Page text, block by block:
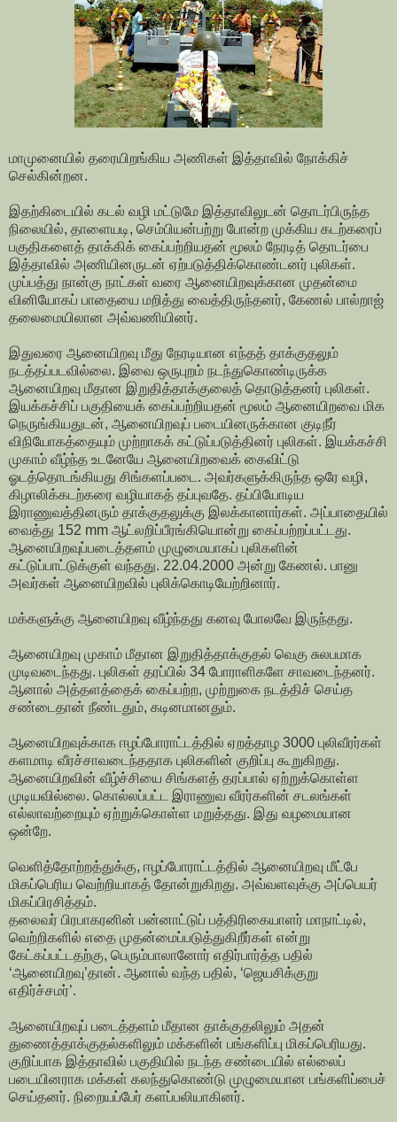
மாமுனையில் தரையிறங்கிய அணிகள் இத்தாவில் நோக்கிச்
செல்கின்றன.
இதற்கிடையில் கடல் வழி மட்டுமே இத்தாவிலுடன் தொடர்பிருந்த
நிலையில், தாளையடி, செம்பியன்பற்று போன்ற முக்கிய கடற்கரைப்
பகுதிகளைத் தாக்கிக் கைப்பற்றியதன் மூலம் நேரடித் தொடர்பை
இத்தாவில் அணியினருடன் ஏற்படுத்திக்கொண்டனர் புலிகள்.
முப்பத்து நான்கு நாட்கள் வரை ஆனையிறவுக்கான முதன்மை
வினியோகப் பாதையை மறித்து வைத்திருந்தனர், கேணல் பால்றாஜ்
தலைமையிலான அவ்வணியினர்.
இதுவரை ஆனையிறவு மீது நேரடியான எந்தத் தாக்குதலும்
நடத்தப்படவில்லை. இவை ஒருபுறம் நடந்துகொண்டிருக்க
ஆனையிறவு மீதான இறுதித்தாக்குலைத் தொடுத்தனர் புலிகள்.
இயக்கச்சிப் பகுதியைக் கைப்பற்றியதன் மூலம் ஆனையிறவை மிக
நெருங்கியதுடன், ஆனையிறவுப் படையினருக்கான குடிநீர்
விநியோகத்தையும் முற்றாகக் கட்டுப்படுத்தினர் புலிகள். இயக்கச்சி
முகாம் வீழ்ந்த உடனேயே ஆனையிறவைக் கைவிட்டு
ஓடத்தொடங்கியது சிங்களப்படை. அவர்களுக்கிருந்த ஒரே வழி,
கிழாலிக்கடற்கரை வழியாகத் தப்புவதே. தப்பியோடிய
இராணுவத்தினரும் தாக்குதலுக்கு இலக்கானார்கள். அப்பாதையில்
வைத்து 152 mm ஆட்லறிப்பீரங்கியொன்று கைப்பற்றப்பட்டது.
ஆனையிறவுப்படைத்தளம் முழுமையாகப் புலிகளின்
கட்டுப்பாட்டுக்குள் வந்தது. 22.04.2000 அன்று கேணல். பானு
அவர்கள் ஆனையிறவில் புலிக்கொடியேற்றினார்.
மக்களுக்கு ஆனையிறவு வீழ்ந்தது கனவு போலவே இருந்தது.
ஆனையிறவு முகாம் மீதான இறுதித்தாக்குதல் வெகு சுலபமாக
முடிவடைந்தது. புலிகள் தரப்பில் 34 போராளிகளே சாவடைந்தனர்.
ஆனால் அத்தளத்தைக் கைப்பற்ற, முற்றுகை நடத்திச் செய்த
சண்டைதான் நீண்டதும், கடினமானதும்.
ஆனையிறவுக்காக ஈழப்போராட்டத்தில் ஏறத்தாழ 3000 புலிவீரர்கள்
களமாடி வீரச்சாவடைந்ததாக புலிகளின் குறிப்பு கூறுகிறது.
ஆனையிறவின் வீழ்ச்சியை சிங்களத் தரப்பால் ஏற்றுக்கொள்ள
முடியவில்லை. கொல்லப்பட்ட இராணுவ வீரர்களின் சடலங்கள்
எல்லாவற்றையும் ஏற்றுக்கொள்ள மறுத்தது. இது வழமையான
ஒன்றே.
வெளித்தோற்றத்துக்கு, ஈழப்போராட்டத்தில் ஆனையிறவு மீட்பே
மிகப்பெரிய வெற்றியாகத் தோன்றுகிறது. அவ்வளவுக்கு அப்பெயர்
மிகப்பிரசித்தம்.
தலைவர் பிரபாகரனின் பன்னாட்டுப் பத்திரிகையாளர் மாநாட்டில்,
வெற்றிகளில் எதை முதன்மைப்படுத்துகிறீர்கள் என்று
கேட்கப்பட்டதற்கு, பெரும்பாலானோர் எதிர்பார்த்த பதில்
‘ஆனையிறவு’தான். ஆனால் வந்த பதில், ‘ஜெயசிக்குறு
எதிர்ச்சமர்’.
ஆனையிறவுப் படைத்தளம் மீதான தாக்குதலிலும் அதன்
துணைத்தாக்குதல்களிலும் மக்களின் பங்களிப்பு மிகப்பெரியது.
குறிப்பாக இத்தாவில் பகுதியில் நடந்த சண்டையில் எல்லைப்
படையினராக மக்கள் கலந்துகொண்டு முழுமையான பங்களிப்பைச்
செய்தனர். நிறையப்பேர் களப்பலியாகினர்.